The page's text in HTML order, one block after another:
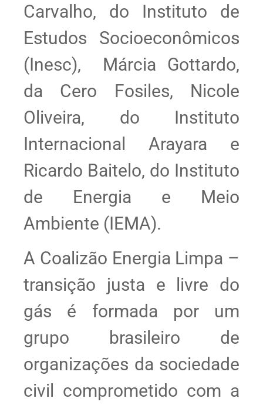
Carvalho, do Instituto de
Estudos Socioeconômicos
(Inesc), Márcia Gottardo,
da Cero Fosiles, Nicole
Oliveira, do Instituto
Internacional Arayara e
Ricardo Baitelo, do Instituto
de Energia e Meio
Ambiente (IEMA).
A Coalizão Energia Limpa –
transição justa e livre do
gás é formada por um
grupo brasileiro de
organizações da sociedade
civil comprometido com a